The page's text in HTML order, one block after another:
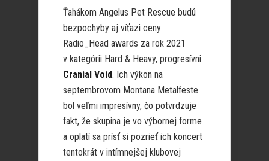
Ťahákom Angelus Pet Rescue budú
bezpochyby aj víťazi ceny
Radio_Head awards za rok 2021
v kategórii Hard & Heavy, progresívni
Cranial Void. Ich výkon na
septembrovom Montana Metalfeste
bol veľmi impresívny, čo potvrdzuje
fakt, že skupina je vo výbornej forme
a oplatí sa prísť si pozrieť ich koncert
tentokrát v intímnejšej klubovej